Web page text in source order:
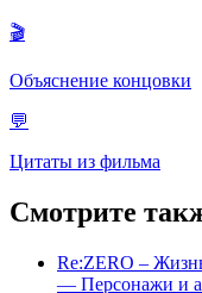
🎬
Объяснение концовки
💬
Цитаты из фильма
Смотрите
Re:ZERO –
— Персонажи и